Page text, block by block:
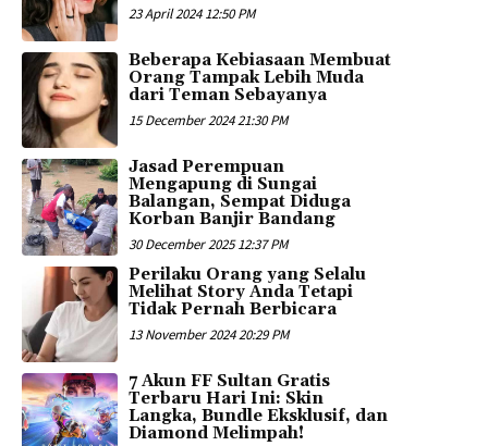
23 April 2024 12:50 PM
Beberapa Kebiasaan Membuat
Orang Tampak Lebih Muda
dari Teman Sebayanya
15 December 2024 21:30 PM
Jasad Perempuan
Mengapung di Sungai
Balangan, Sempat Diduga
Korban Banjir Bandang
30 December 2025 12:37 PM
Perilaku Orang yang Selalu
Melihat Story Anda Tetapi
Tidak Pernah Berbicara
13 November 2024 20:29 PM
7 Akun FF Sultan Gratis
Terbaru Hari Ini: Skin
Langka, Bundle Eksklusif, dan
Diamond Melimpah!